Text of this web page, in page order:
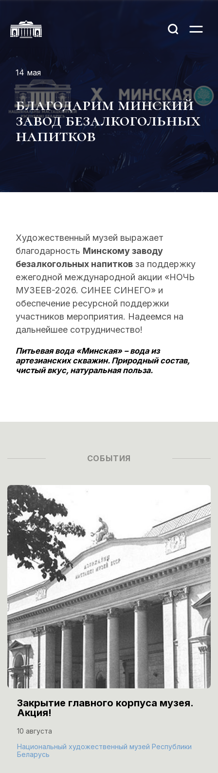
14 мая
благодарим минский
завод безалкогольных
напитков
Художественный музей выражает
благодарность Минскому заводу
безалкогольных напитков за поддержку
ежегодной международной акции «НОЧЬ
МУЗЕЕВ-2026. СИНЕЕ СИНЕГО» и
обеспечение ресурсной поддержки
участников мероприятия. Надеемся на
дальнейшее сотрудничество!
Питьевая вода «Минская» – вода из
артезианских скважин. Природный состав,
чистый вкус, натуральная польза.
СОБЫТИЯ
Закрытие главного корпуса музея.
Акция!
10 августа
Национальный художественный музей Республики
Беларусь